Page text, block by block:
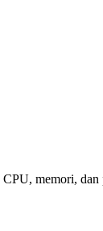
memori,